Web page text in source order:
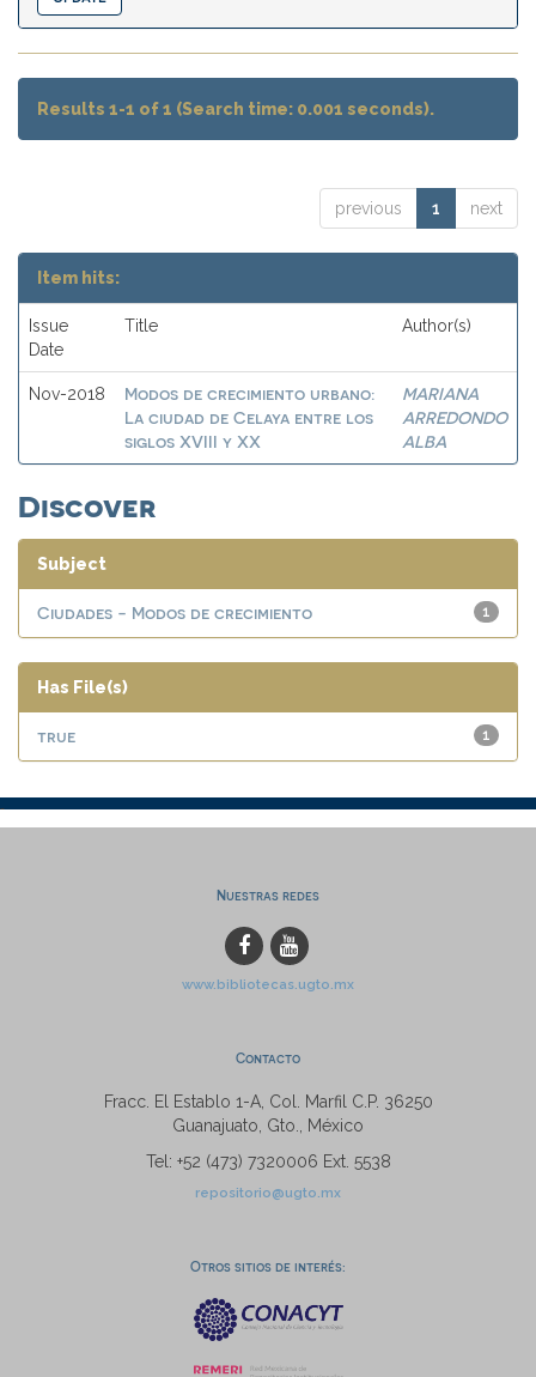
Results 1-1 of 1 (Search time: 0.001 seconds).
previous 1 next
Item hits:
Issue
Date
Title Author(s)
Nov-2018
Modos de crecimiento urbano:
La ciudad de Celaya entre los
siglos XVIII y XX
MARIANA
ARREDONDO
ALBA
Discover
Subject
1
Ciudades - Modos de crecimiento
Has File(s)
1
true
Nuestras redes
www.bibliotecas.ugto.mx
Contacto
Fracc. El Establo 1-A, Col. Marfil C.P. 36250
Guanajuato, Gto., México
Tel: +52 (473) 7320006 Ext. 5538
repositorio@ugto.mx
Otros sitios de interés: